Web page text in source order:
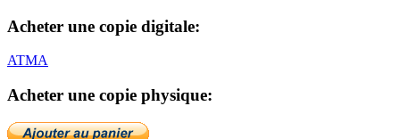
Acheter une copie digitale:
ATMA
Acheter une copie physique: